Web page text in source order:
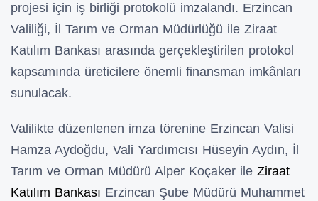
projesi için iş birliği protokolü imzalandı. Erzincan
Valiliği, İl Tarım ve Orman Müdürlüğü ile Ziraat
Katılım Bankası arasında gerçekleştirilen protokol
kapsamında üreticilere önemli finansman imkânları
sunulacak.
Valilikte düzenlenen imza törenine Erzincan Valisi
Hamza Aydoğdu, Vali Yardımcısı Hüseyin Aydın, İl
Tarım ve Orman Müdürü Alper Koçaker ile Ziraat
Katılım Bankası Erzincan Şube Müdürü Muhammet